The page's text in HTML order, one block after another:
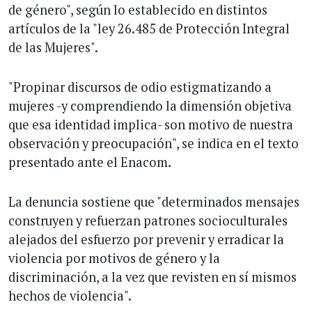
de género", según lo establecido en distintos
artículos de la "ley 26.485 de Protección Integral
de las Mujeres".
"Propinar discursos de odio estigmatizando a
mujeres -y comprendiendo la dimensión objetiva
que esa identidad implica- son motivo de nuestra
observación y preocupación", se indica en el texto
presentado ante el Enacom.
La denuncia sostiene que "determinados mensajes
construyen y refuerzan patrones socioculturales
alejados del esfuerzo por prevenir y erradicar la
violencia por motivos de género y la
discriminación, a la vez que revisten en sí mismos
hechos de violencia".